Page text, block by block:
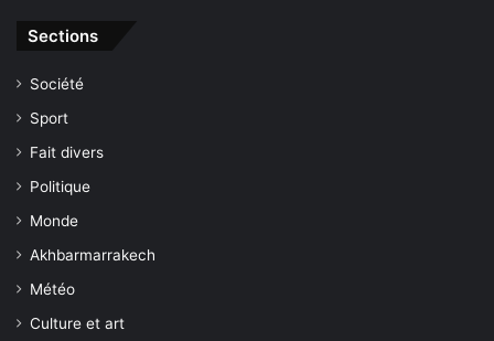
Sections
Société
Sport
Fait divers
Politique
Monde
Akhbarmarrakech
Météo
Culture et art